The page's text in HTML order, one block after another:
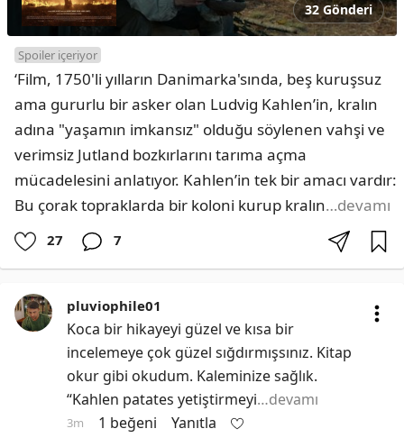
32 Gönderi
Spoiler içeriyor
‘Film, 1750'li yılların Danimarka'sında, beş kuruşsuz
ama gururlu bir asker olan Ludvig Kahlen’in, kralın
adına "yaşamın imkansız" olduğu söylenen vahşi ve
verimsiz Jutland bozkırlarını tarıma açma
mücadelesini anlatıyor. Kahlen’in tek bir amacı vardır:
Bu çorak topraklarda bir koloni kurup kralın…devamı
27 7
pluviophile01
Koca bir hikayeyi güzel ve kısa bir
incelemeye çok güzel sığdırmışsınız. Kitap
okur gibi okudum. Kaleminize sağlık.
“Kahlen patates yetiştirmeyi…devamı
3m 1 beğeni Yanıtla